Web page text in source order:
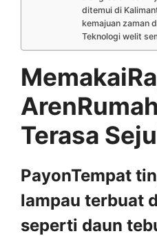
ditemui di
kemajuan zaman
Teknologi welit
Terasa
PayonTempat
lampau terbuat
seperti daun